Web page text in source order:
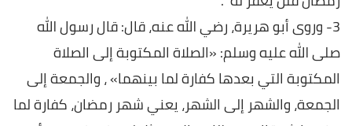
3- وروى أبو هريرة، رضي الله عنه، قال: قال رسول الله
صلى الله عليه وسلم: «الصلاة المكتوبة إلى الصلاة
المكتوبة التي بعدها كفارة لما بينهما» ، والجمعة إلى
الجمعة، والشهر إلى الشهر، يعني شهر رمضان، كفارة لما